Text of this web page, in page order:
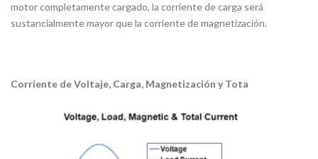
motor completamente cargado, la corriente de carga será
sustancialmente mayor que la corriente de magnetización.
Corriente de Voltaje, Carga, Magnetización y Tota